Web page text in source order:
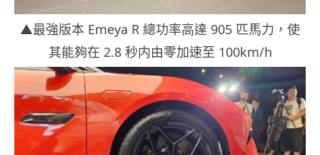
▲最強版本 Emeya R 總功率高達 905 匹馬力，使
其能夠在 2.8 秒内由零加速至 100km/h